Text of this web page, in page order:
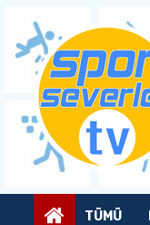
content
TÜMÜ